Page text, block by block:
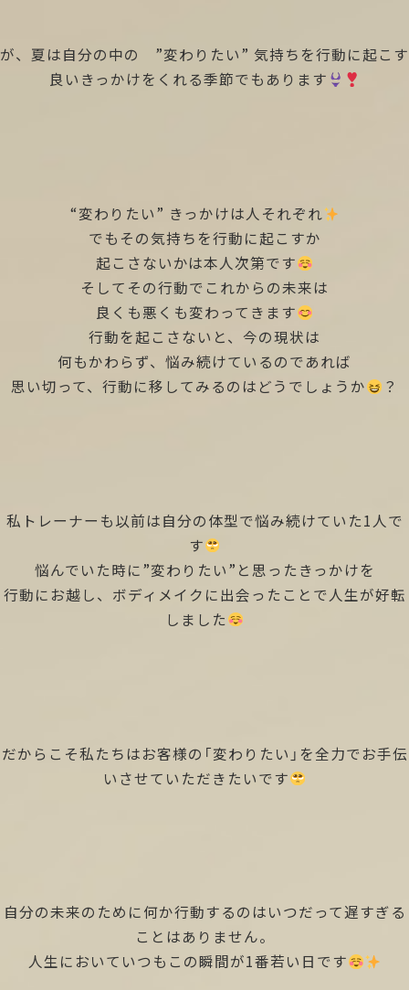
が、夏は自分の中の ”変わりたい” 気持ちを行動に起こす
良いきっかけをくれる季節でもあります
“変わりたい” きっかけは人それぞれ
でもその気持ちを行動に起こすか
起こさないかは本人次第です
そしてその行動でこれからの未来は
良くも悪くも変わってきます
行動を起こさないと、今の現状は
何もかわらず、悩み続けているのであれば
思い切って、行動に移してみるのはどうでしょうか
？
私トレーナーも以前は自分の体型で悩み続けていた1人で
す
悩んでいた時に”変わりたい”と思ったきっかけを
行動にお越し、ボディメイクに出会ったことで人生が好転
しました
だからこそ私たちはお客様の「変わりたい」を全力でお手伝
いさせていただきたいです
自分の未来のために何か行動するのはいつだって遅すぎる
ことはありません。
人生においていつもこの瞬間が1番若い日です